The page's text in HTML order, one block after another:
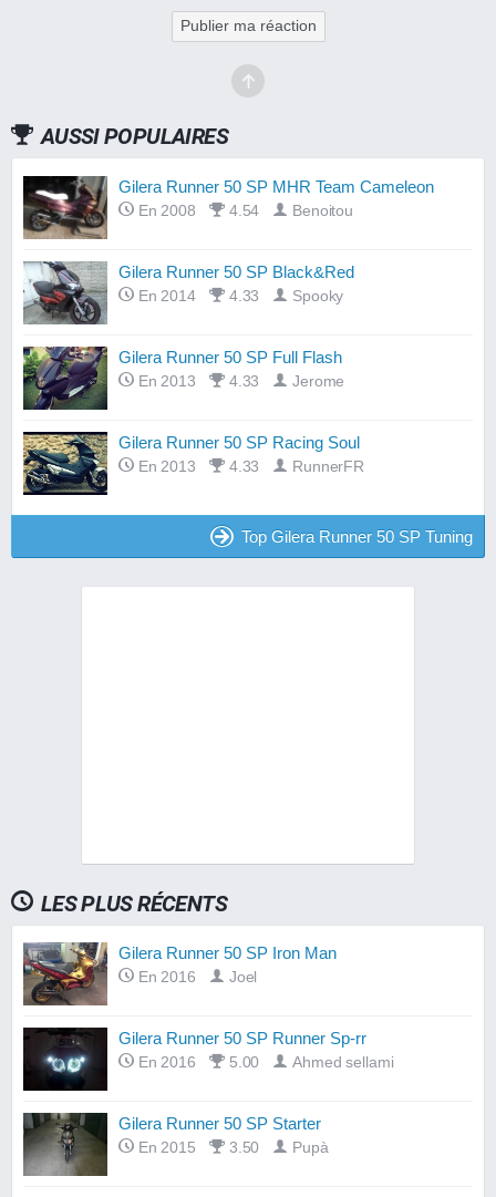
Publier ma réaction
AUSSI POPULAIRES
Gilera Runner 50 SP MHR Team Cameleon
En 2008 4.54 Benoitou
Gilera Runner 50 SP Black&Red
En 2014 4.33 Spooky
Gilera Runner 50 SP Full Flash
En 2013 4.33 Jerome
Gilera Runner 50 SP Racing Soul
En 2013 4.33 RunnerFR
Top Gilera Runner 50 SP Tuning
LES PLUS RÉCENTS
Gilera Runner 50 SP Iron Man
En 2016 Joel
Gilera Runner 50 SP Runner Sp-rr
En 2016 5.00 Ahmed sellami
Gilera Runner 50 SP Starter
En 2015 3.50 Pupà